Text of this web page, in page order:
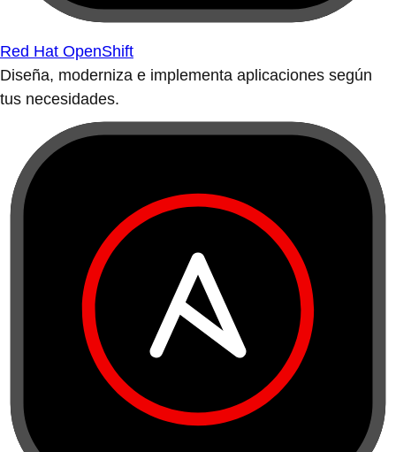
Red Hat OpenShift
Diseña, moderniza e implementa aplicaciones según
tus necesidades.